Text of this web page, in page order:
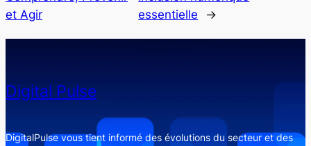
et Agir
essentielle
→
Digital Pulse
DigitalPulse vous tient informé des évolutions du secteur et des